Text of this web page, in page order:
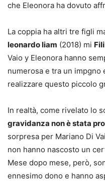
che Eleonora ha dovuto
La coppia ha altri tre figli
leonardo liam (2018) mi
Vaio y Eleonora hanno
numerosa e tra un impgno
realizzare questo piccolo
In realtà, come rivelato lo
gravidanza non è stata
sorpresa per Mariano Di
non hanno nascosto un
Mese dopo mese, però,
ennesimo dono e hanno